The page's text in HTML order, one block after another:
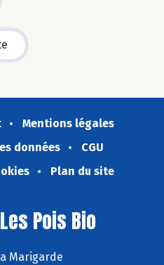
Mentions légales
données
CGU
Plan du site
Pois Bio
Marigarde